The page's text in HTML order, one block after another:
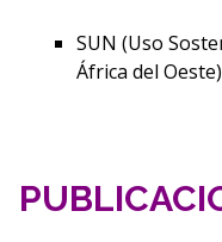
SUN (Uso
África del Oeste)